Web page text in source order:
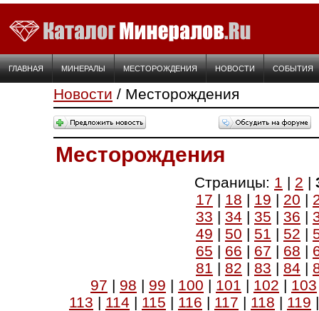
ГЛАВНАЯ МИНЕРАЛЫ МЕСТОРОЖДЕНИЯ НОВОСТИ СОБЫТИЯ
Новости / Месторождения
Месторождения
Страницы: 1 | 2 |
17 | 18 | 19 | 20 |
33 | 34 | 35 | 36 |
49 | 50 | 51 | 52 |
65 | 66 | 67 | 68 |
81 | 82 | 83 | 84 |
97 | 98 | 99 | 100 | 101 | 102 | 103
113 | 114 | 115 | 116 | 117 | 118 | 119